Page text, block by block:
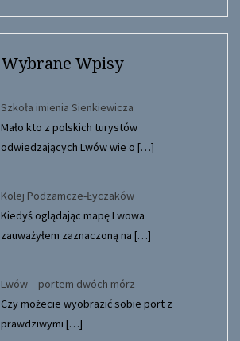
Wybrane Wpisy
Szkoła imienia Sienkiewicza
Mało kto z polskich turystów
odwiedzających Lwów wie o […]
Kolej Podzamcze-Łyczaków
Kiedyś oglądając mapę Lwowa
zauważyłem zaznaczoną na […]
Lwów – portem dwóch mórz
Czy możecie wyobrazić sobie port z
prawdziwymi […]